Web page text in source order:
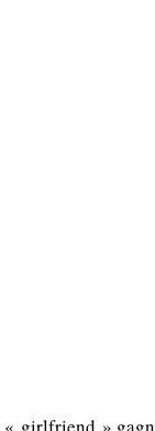
girlfriend »